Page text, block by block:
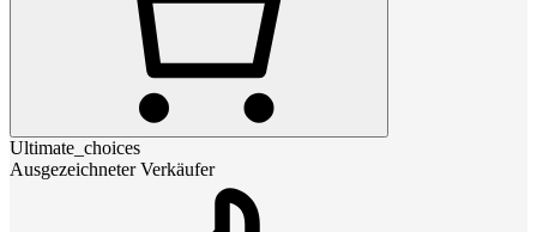
Ultimate_choices
Ausgezeichneter Verkäufer